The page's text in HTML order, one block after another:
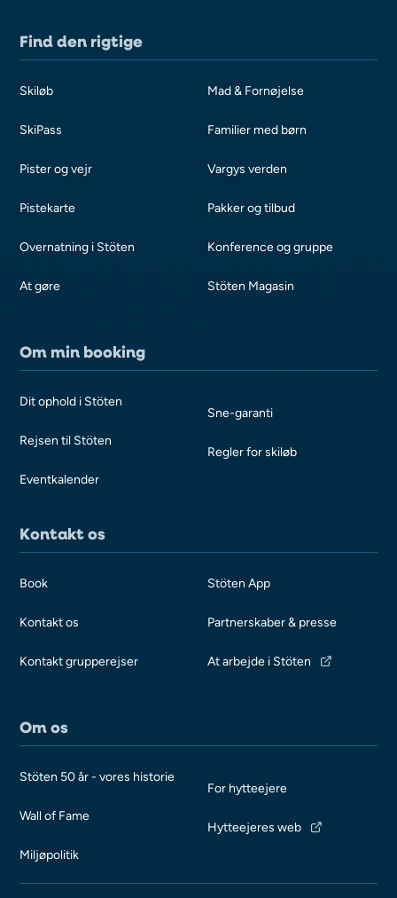
Find den rigtige
Skiløb
SkiPass
Pister og vejr
Pistekarte
Overnatning i Stöten
At gøre
Mad & Fornøjelse
Familier med børn
Vargys verden
Pakker og tilbud
Konference og gruppe
Stöten Magasin
Om min booking
Dit ophold i Stöten
Rejsen til Stöten
Eventkalender
Sne-garanti
Regler for skiløb
Kontakt os
Book
Kontakt os
Kontakt grupperejser
Stöten App
Partnerskaber & presse
At arbejde i Stöten
Om os
Stöten 50 år - vores historie
Wall of Fame
Miljøpolitik
For hytteejere
Hytteejeres web